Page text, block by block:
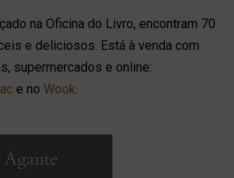
na Oficina do Livro, encontram 70
e deliciosos. Está à venda com
supermercados e online:
e noWook